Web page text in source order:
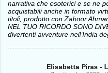
narrativa che esoterici e se ne
acquistabili anche in formato
titoli, prodotto con Zahoor
NEL TUO RICORDO SONO
divertenti avventure nell’India
Elisabetta Piras -